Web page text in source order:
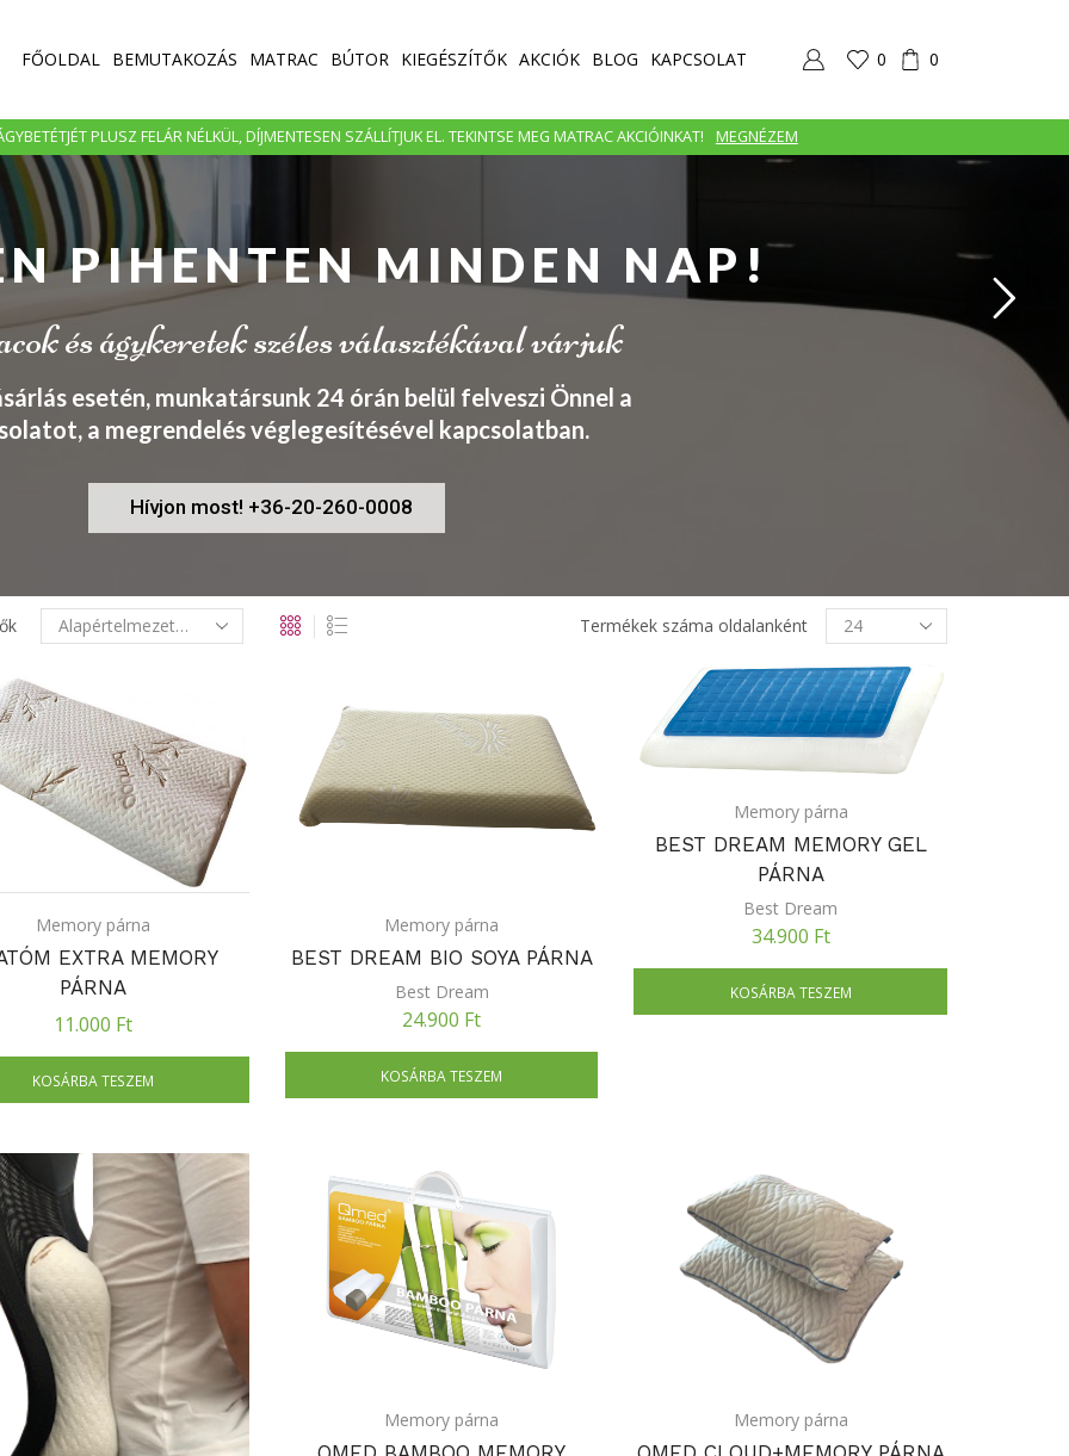
FŐOLDAL BEMUTAKOZÁS MATRAC BÚTOR KIEGÉSZÍTŐK AKCIÓK BLOG KAPCSOLAT 0 0
PLUSZ FELÁR NÉLKÜL, DÍJMENTESEN SZÁLLÍTJUK EL. TEKINTSE MEG MATRAC AKCIÓINKAT! MEGNÉZEM
PIHENTEN MINDEN NAP!
és ágykeretek széles választékával várjuk
esetén, munkatársunk 24 órán belül felveszi Önnel a
a megrendelés véglegesítésével kapcsolatban.
Hívjon most! +36-20-260-0008
Termékek száma oldalanként
Termékek
oldalanként
Memory párna
EXTRA MEMORY
PÁRNA
11.000 Ft
KOSÁRBA TESZEM
Memory párna
BEST DREAM BIO SOYA PÁRNA
Best Dream
24.900 Ft
KOSÁRBA TESZEM
Memory párna
BEST DREAM MEMORY GEL
PÁRNA
Best Dream
34.900 Ft
KOSÁRBA TESZEM
Memory párna Memory párna